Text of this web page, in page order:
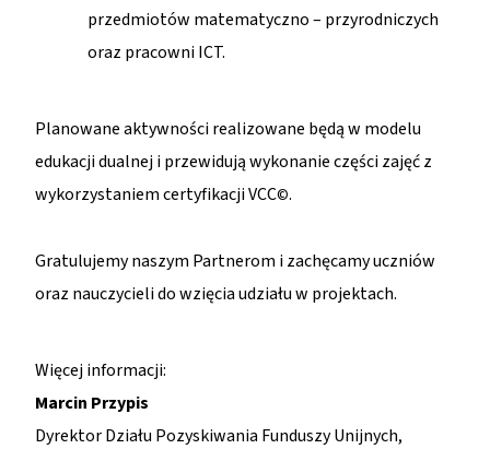
przedmiotów matematyczno – przyrodniczych
oraz pracowni ICT.
Planowane aktywności realizowane będą w modelu
edukacji dualnej i przewidują wykonanie części zajęć z
wykorzystaniem certyfikacji VCC©.
Gratulujemy naszym Partnerom i zachęcamy uczniów
oraz nauczycieli do wzięcia udziału w projektach.
Więcej informacji:
Marcin Przypis
Dyrektor Działu Pozyskiwania Funduszy Unijnych,